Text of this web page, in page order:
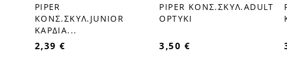
favorite_border
PIPER
ΚΟΝΣ.ΣΚΥΛ.JUNIOR
ΚΑΡΔΙΑ...
2,39 €
favorite_border
PIPER ΚΟΝΣ.ΣΚΥΛ.ADULT
ΟΡΤΥΚΙ
3,50 €